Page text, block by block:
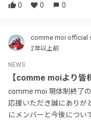
0 0 0
comme moi official
2年以上前
NEWS
【comme moiより皆
comme moi 現体制終了
応援いただき誠にありが
にメンバーと今後につい